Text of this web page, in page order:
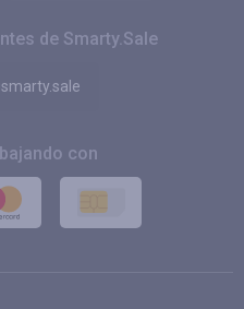
de Smarty.Sale
con